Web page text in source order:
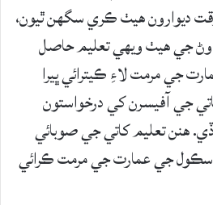
ديوارون هيٺ ڪري سگهن ٿيون،
وڻ جي هيٺ ويهي تعليم حاصل
جي مرمت لاءِ ڪيترائي ڀيرا
جي آفيسرن کي درخواستون
ڏي. هنن تعليم کاتي جي صوبائي
اسڪول جي عمارت جي مرمت ڪرائي